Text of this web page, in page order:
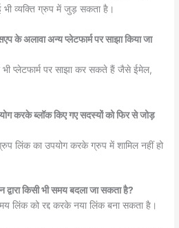
भी व्यक्ति ग्रुप में जुड़ सकता है।
के अलावा अन्य प्लेटफार्म पर साझा किया जा
प्लेटफार्म पर साझा कर सकते हैं जैसे ईमेल,
करके ब्लॉक किए गए सदस्यों को फिर से जोड़
लिंक का उपयोग करके ग्रुप में शामिल नहीं हो
किसी भी समय बदला जा सकता है?
लिंक को रद्द करके नया लिंक बना सकता है।